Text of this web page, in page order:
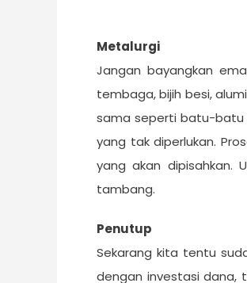
Metalurgi
Jangan bayangkan
tembaga, bijih besi,
sama seperti batu-batu
yang tak diperlukan.
yang akan dipisahkan.
tambang.
Penutup
Sekarang kita tentu
dengan investasi dana,